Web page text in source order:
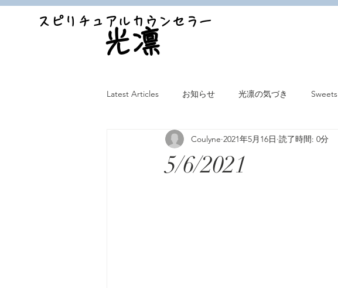
スピリチュアルカウンセラー
光凛
Latest Articles お知らせ 光凛の気づき Sweets
5/6/2021
Coulyne 2021年5月16日 読了時間: 0分